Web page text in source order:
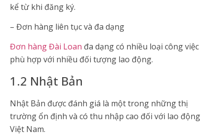
kể từ khi đăng ký.
– Đơn hàng liên tục và đa dạng
Đơn hàng Đài Loan đa dạng có nhiều loại công việc
phù hợp với nhiều đối tượng lao động.
1.2 Nhật Bản
Nhật Bản được đánh giá là một trong những thị
trường ổn định và có thu nhập cao đối với lao động
Việt Nam.